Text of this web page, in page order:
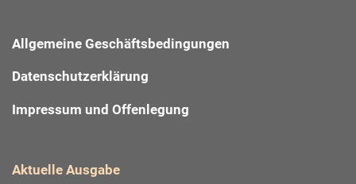
Allgemeine Geschäftsbedingungen
Datenschutzerklärung
Impressum und Offenlegung
Aktuelle Ausgabe